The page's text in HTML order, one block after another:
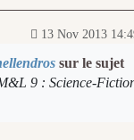
13 Nov 2013
sur le sujet
9 : Science-